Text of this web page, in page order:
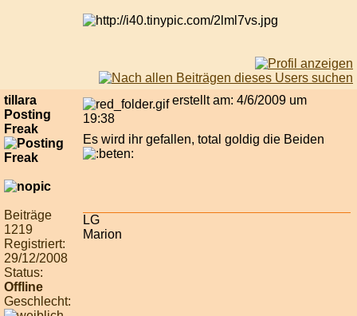
tillara
Posting
Freak
Beiträge
1219
Registriert:
29/12/2008
Status:
Offline
Geschlecht:
erstellt am: 4/6/2009 um
19:38
Es wird ihr gefallen, total goldig die Beiden
LG
Marion